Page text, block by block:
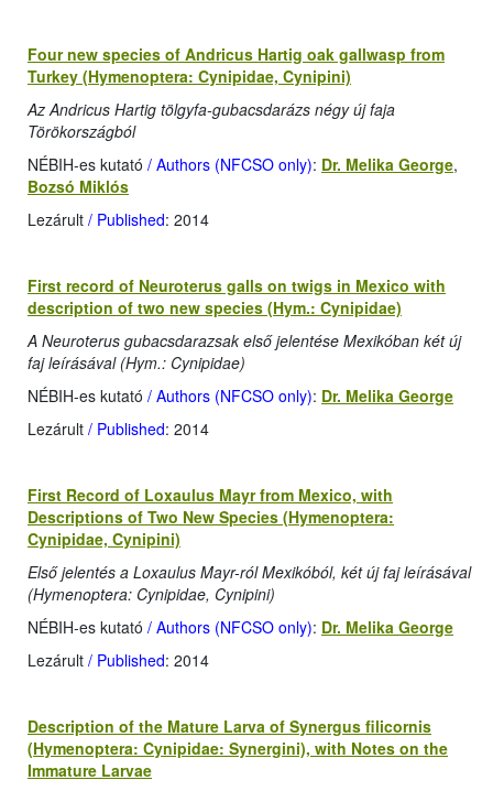
Four new species of Andricus Hartig oak gallwasp from
Turkey (Hymenoptera: Cynipidae, Cynipini)
Az Andricus Hartig tölgyfa-gubacsdarázs négy új faja
Törökországból
NÉBIH-es kutató / Authors (NFCSO only): Dr. Melika George,
Bozsó Miklós
Lezárult / Published: 2014
First record of Neuroterus galls on twigs in Mexico with
description of two new species (Hym.: Cynipidae)
A Neuroterus gubacsdarazsak első jelentése Mexikóban két új
faj leírásával (Hym.: Cynipidae)
NÉBIH-es kutató / Authors (NFCSO only): Dr. Melika George
Lezárult / Published: 2014
First Record of Loxaulus Mayr from Mexico, with
Descriptions of Two New Species (Hymenoptera:
Cynipidae, Cynipini)
Első jelentés a Loxaulus Mayr-ról Mexikóból, két új faj leírásával
(Hymenoptera: Cynipidae, Cynipini)
NÉBIH-es kutató / Authors (NFCSO only): Dr. Melika George
Lezárult / Published: 2014
Description of the Mature Larva of Synergus filicornis
(Hymenoptera: Cynipidae: Synergini), with Notes on the
Immature Larvae